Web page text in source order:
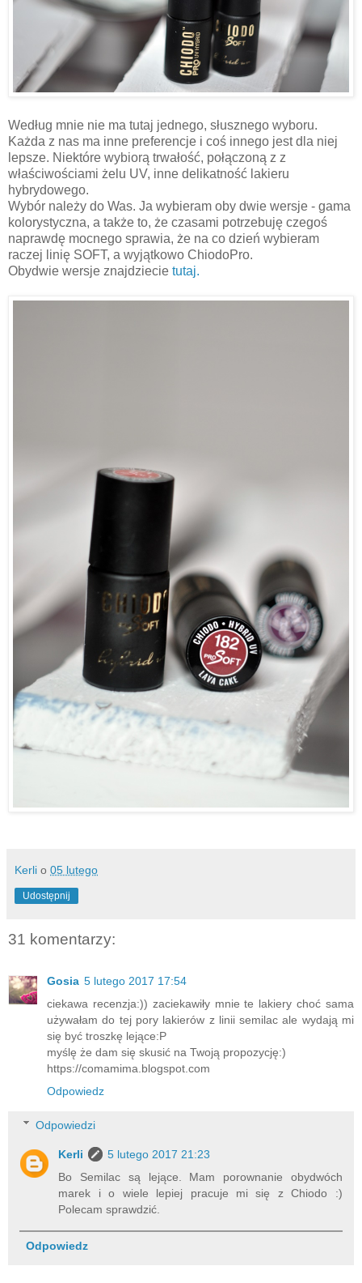
Według mnie nie ma tutaj jednego, słusznego wyboru.
Każda z nas ma inne preferencje i coś innego jest dla niej
lepsze. Niektóre wybiorą trwałość, połączoną z z
właściwościami żelu UV, inne delikatność lakieru
hybrydowego.
Wybór należy do Was. Ja wybieram oby dwie wersje - gama
kolorystyczna, a także to, że czasami potrzebuję czegoś
naprawdę mocnego sprawia, że na co dzień wybieram
raczej linię SOFT, a wyjątkowo ChiodoPro.
Obydwie wersje znajdziecie tutaj.
Kerli o 05 lutego
Udostępnij
31 komentarzy:
Gosia 5 lutego 2017 17:54
ciekawa recenzja:)) zaciekawiły mnie te lakiery choć sama
używałam do tej pory lakierów z linii semilac ale wydają mi
się być troszkę lejące:P
myślę że dam się skusić na Twoją propozycję:)
https://comamima.blogspot.com
Odpowiedz
Odpowiedzi
Kerli
5 lutego 2017 21:23
Bo Semilac są lejące. Mam porownanie obydwóch
marek i o wiele lepiej pracuje mi się z Chiodo :)
Polecam sprawdzić.
Odpowiedz